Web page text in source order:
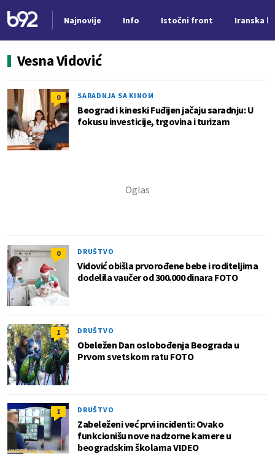
Najnovije Info Istočni front Iranska
Vesna Vidović
0 SARADNJA SA KINOM
Beograd i kineski Fuđijen jačaju saradnju: U
fokusu investicije, trgovina i turizam
0 DRUŠTVO
Vidović obišla prvorođene bebe i roditeljima
dodelila vaučer od 300.000 dinara FOTO
1 DRUŠTVO
Obeležen Dan oslobođenja Beograda u
Prvom svetskom ratu FOTO
1 DRUŠTVO
Zabeleženi već prvi incidenti: Ovako
funkcionišu nove nadzorne kamere u
beogradskim školama VIDEO